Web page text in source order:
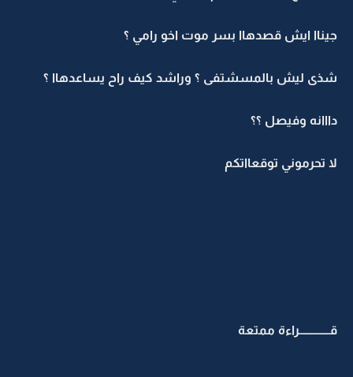
جيناا ايش قصدهاا بسر موت اخو رامي ؟
شذى ليش بالمسشتفى ؟ وراشد كيف راح يساعدهاا ؟
دااانه وفيصل ؟؟
لا تحرموني توقعااتكم
قـــــــــــــراءة ممتعة